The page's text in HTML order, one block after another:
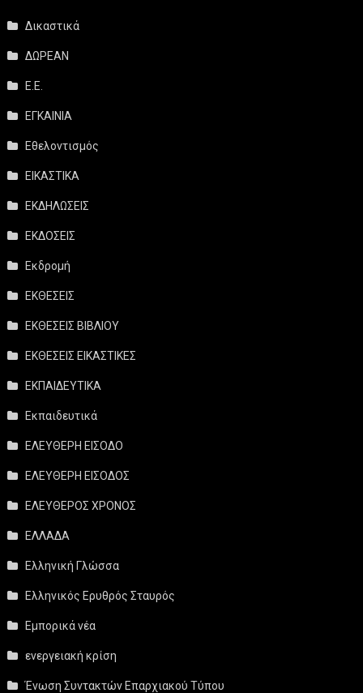
Δικαστικά
ΔΩΡΕΑΝ
Ε.Ε.
ΕΓΚΑΙΝΙΑ
Εθελοντισμός
ΕΙΚΑΣΤΙΚΑ
ΕΚΔΗΛΩΣΕΙΣ
ΕΚΔΟΣΕΙΣ
Εκδρομή
ΕΚΘΕΣΕΙΣ
ΕΚΘΕΣΕΙΣ ΒΙΒΛΙΟΥ
ΕΚΘΕΣΕΙΣ ΕΙΚΑΣΤΙΚΕΣ
ΕΚΠΑΙΔΕΥΤΙΚΑ
Εκπαιδευτικά
ΕΛΕΥΘΕΡΗ ΕΙΣΟΔΟ
ΕΛΕΥΘΕΡΗ ΕΙΣΟΔΟΣ
ΕΛΕΥΘΕΡΟΣ ΧΡΟΝΟΣ
ΕΛΛΑΔΑ
Ελληνική Γλώσσα
Ελληνικός Ερυθρός Σταυρός
Εμπορικά νέα
ενεργειακή κρίση
Ένωση Συντακτών Επαρχιακού Τύπου